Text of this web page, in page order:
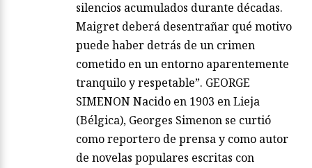
silencios acumulados durante décadas.
Maigret deberá desentrañar qué motivo
puede haber detrás de un crimen
cometido en un entorno aparentemente
tranquilo y respetable”. GEORGE
SIMENON Nacido en 1903 en Lieja
(Bélgica), Georges Simenon se curtió
como reportero de prensa y como autor
de novelas populares escritas con